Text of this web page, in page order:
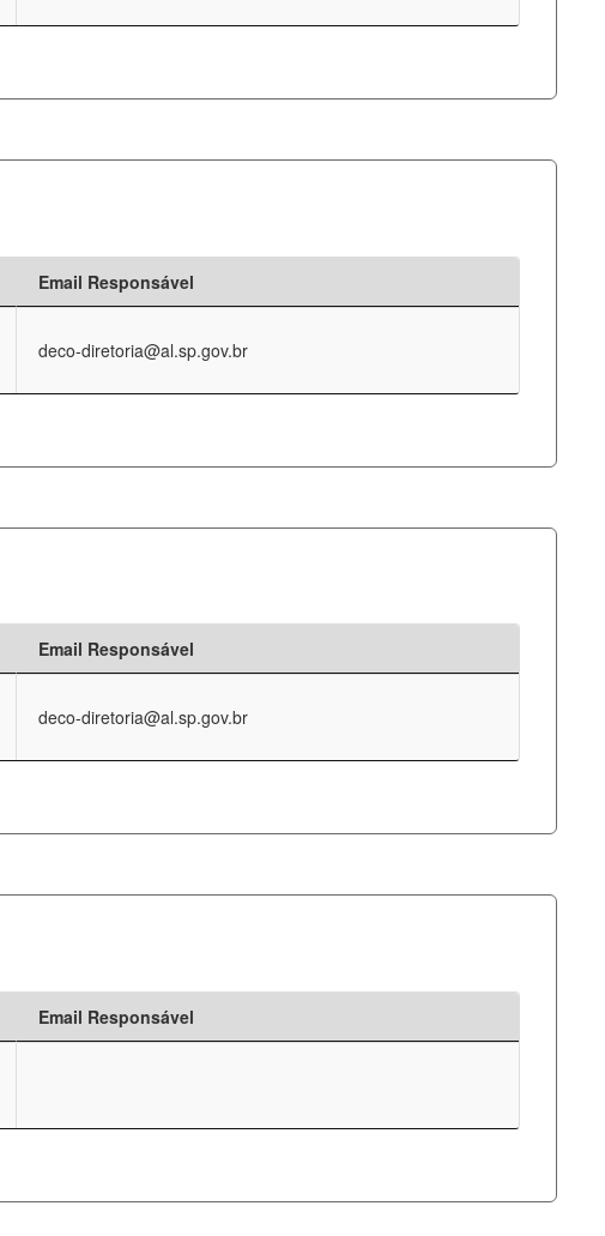
Email Responsável
deco-diretoria@al.sp.gov.br
Email Responsável
deco-diretoria@al.sp.gov.br
Email Responsável